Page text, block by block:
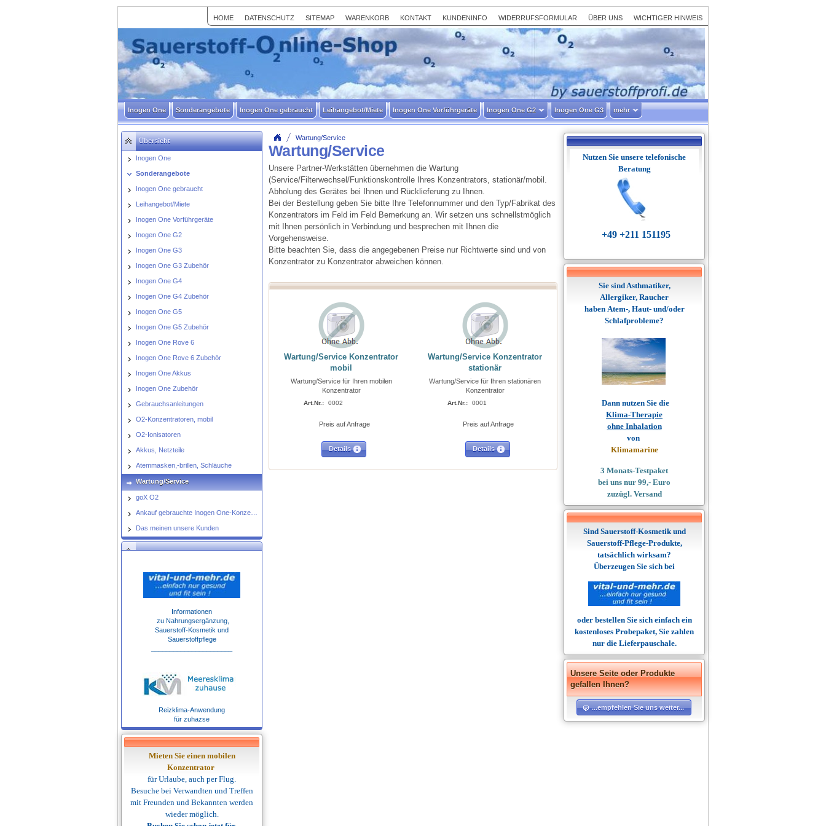
HOME DATENSCHUTZ SITEMAP WARENKORB KONTAKT KUNDENINFO WIDERRUFSFORMULAR ÜBER UNS WICHTIGER HINWEIS
Inogen One Sonderangebote Inogen One gebraucht Leihangebot/Miete Inogen One Vorführgeräte Inogen One G2 Inogen One G3 mehr
Übersicht
Inogen One
Sonderangebote
Inogen One gebraucht
Leihangebot/Miete
Inogen One Vorführgeräte
Inogen One G2
Inogen One G3
Inogen One G3 Zubehör
Inogen One G4
Inogen One G4 Zubehör
Inogen One G5
Inogen One G5 Zubehör
Inogen One Rove 6
Inogen One Rove 6 Zubehör
Inogen One Akkus
Inogen One Zubehör
Gebrauchsanleitungen
O2-Konzentratoren, mobil
O2-Ionisatoren
Akkus, Netzteile
Atemmasken,-brillen, Schläuche
Wartung/Service
goX O2
Ankauf gebrauchte Inogen One-Konzentratoren
Das meinen unsere Kunden
Informationen
zu Nahrungsergänzung,
Sauerstoff-Kosmetik und
Sauerstoffpflege
Reizklima-Anwendung
für zuhazse
Mieten Sie einen mobilen
Konzentrator
für Urlaube, auch per Flug.
Besuche bei Verwandten und Treffen
mit Freunden und Bekannten werden
wieder möglich.
Nutzen Sie unsere telefonische
Beratung
+49 +211 151195
Sie sindAsthmatiker,
Allergiker, Raucher
haben Atem-, Haut- und/oder
Schlafprobleme?
Dann nutzen Sie die
Klima-Therapie
ohne Inhalation
von
Klimamarine
3 Monats-Testpaket
bei uns nur 99,- Euro
zuzügl. Versand
Sind Sauerstoff-Kosmetik und
Sauerstoff-Pflege-Produkte,
tatsächlich wirksam?
Überzeugen Sie sich bei
oder bestellen Sie sich einfach ein
kostenloses Probepaket, Sie zahlen
nur die Lieferpauschale.
Unsere Seite oder Produkte
gefallen Ihnen?
...empfehlen Sie uns weiter...
Wartung/Service
Wartung/Service
Unsere Partner-Werkstätten übernehmen die Wartung
(Service/Filterwechsel/Funktionskontrolle Ihres Konzentrators, stationär/mobil.
Abholung des Gerätes bei Ihnen und Rücklieferung zu Ihnen.
Bei der Bestellung geben Sie bitte Ihre Telefonnummer und den Typ/Fabrikat des
Konzentrators im Feld im Feld Bemerkung an. Wir setzen uns schnellstmöglich
mit Ihnen persönlich in Verbindung und besprechen mit Ihnen die
Vorgehensweise.
Bitte beachten Sie, dass die angegebenen Preise nur Richtwerte sind und von
Konzentrator zu Konzentrator abweichen können.
Wartung/Service Konzentrator
mobil
Wartung/Service für Ihren mobilen
Konzentrator
Art.Nr.: 0002
Preis auf Anfrage
Details
Wartung/Service Konzentrator
stationär
Wartung/Service für Ihren stationären
Konzentrator
Art.Nr.: 0001
Preis auf Anfrage
Details